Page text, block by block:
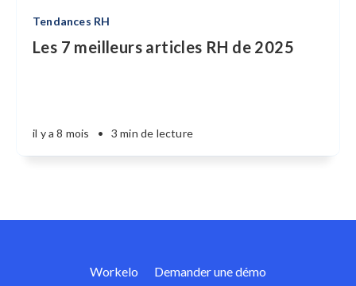
Tendances RH
Les 7 meilleurs articles RH de 2025
il y a 8 mois • 3 min de lecture
Workelo Demander une démo